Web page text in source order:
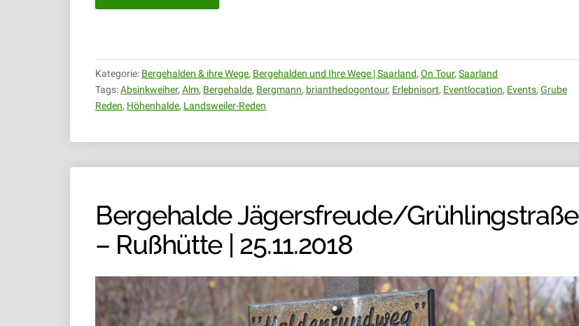
LANDWEILER
|
06.01.2019“
Kategorie: Bergehalden & ihre Wege, Bergehalden und Ihre Wege | Saarland, On Tour, Saarland
Tags:Absinkweiher, Alm, Bergehalde, Bergmann, brianthedogontour, Erlebnisort, Eventlocation, Events, Grube
Reden, Höhenhalde, Landsweiler-Reden
Bergehalde Jägersfreude/Grühlingstraße
– Rußhütte | 25.11.2018